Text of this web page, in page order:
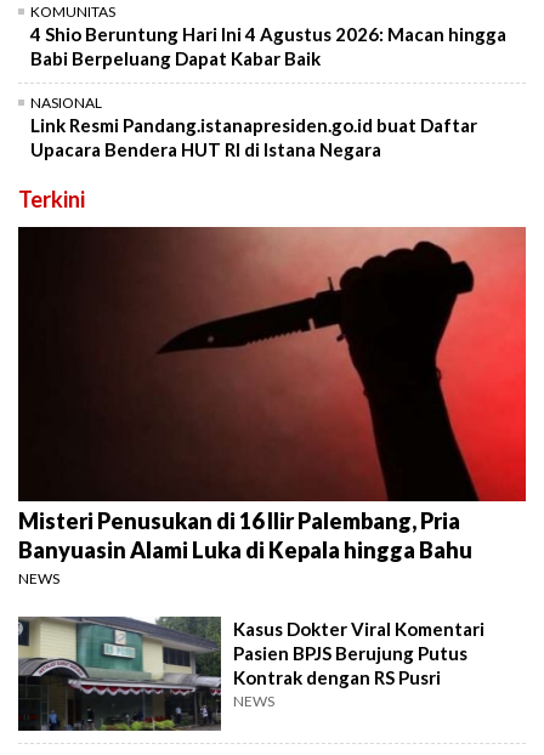
KOMUNITAS
4 Shio Beruntung Hari Ini 4 Agustus 2026: Macan hingga
Babi Berpeluang Dapat Kabar Baik
NASIONAL
Link Resmi Pandang.istanapresiden.go.id buat Daftar
Upacara Bendera HUT RI di Istana Negara
Terkini
Misteri Penusukan di 16 Ilir Palembang, Pria
Banyuasin Alami Luka di Kepala hingga Bahu
NEWS
Kasus Dokter Viral Komentari
Pasien BPJS Berujung Putus
Kontrak dengan RS Pusri
NEWS